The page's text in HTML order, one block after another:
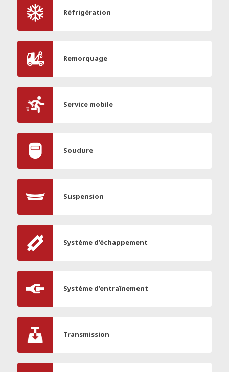
Réfrigération
Remorquage
Service mobile
Soudure
Suspension
Système d’échappement
Système d’entraînement
Transmission